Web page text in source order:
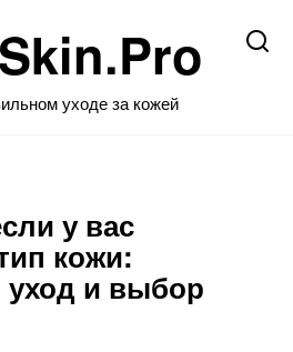
уходе за кожей
у вас
кожи:
и выбор